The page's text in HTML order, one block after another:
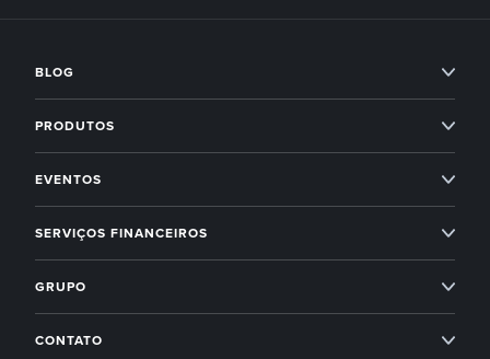
BLOG
Imobiliárias
Next
Novidades Superlógica
PRODUTOS
Administração condominial
Imobiliárias
Módulo Financeiro
EVENTOS
Superlógica Next
SERVIÇOS FINANCEIROS
Entenda o Inadimplência Zero
GRUPO
CONTATO